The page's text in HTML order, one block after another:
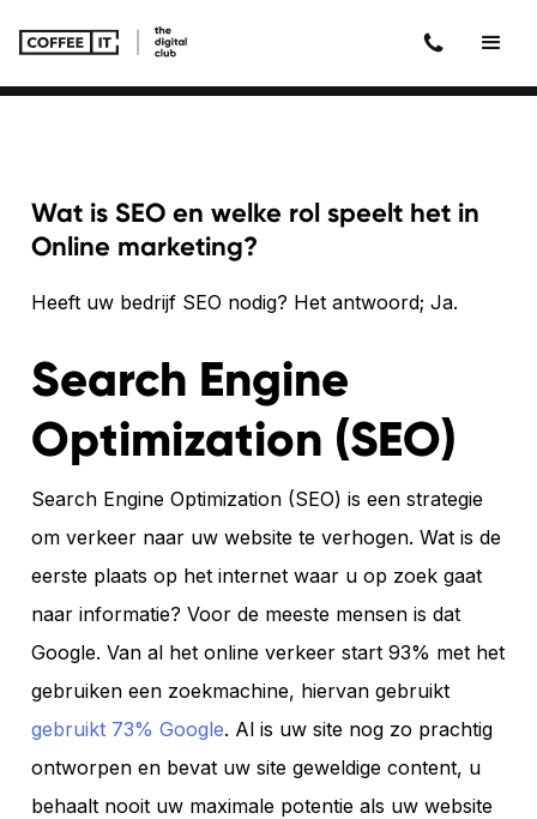
Wat is SEO en welke rol speelt het in
Online marketing?
Heeft uw bedrijf SEO nodig? Het antwoord; Ja.
Search Engine
Optimization (SEO)
Search Engine Optimization (SEO) is een strategie
om verkeer naar uw website te verhogen. Wat is de
eerste plaats op het internet waar u op zoek gaat
naar informatie? Voor de meeste mensen is dat
Google. Van al het online verkeer start 93% met het
gebruiken een zoekmachine, hiervan gebruikt
gebruikt 73% Google. Al is uw site nog zo prachtig
ontworpen en bevat uw site geweldige content, u
behaalt nooit uw maximale potentie als uw website